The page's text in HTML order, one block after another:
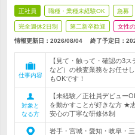
正社員 職種・業種未経験OK 急募
完全週休2日制 第二新卒歓迎 女性
情報更新日：2026/08/04 終了予定日：
仕事内容
【見て・触って・確認の3
など）の検査業務をお任せ
もOKです！
対象と
なる方
【未経験／正社員デビュ
を動かすことが好きな方 ★
安心の丁寧な研修体制
岩手・宮城・愛知・岐阜・